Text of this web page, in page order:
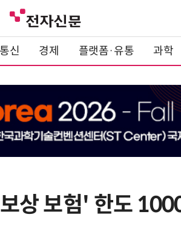
통신 경제 플랫폼·유통 과학
상 보험' 한도